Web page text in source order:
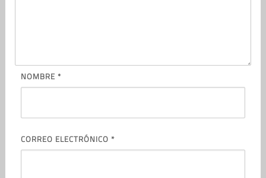
NOMBRE *
CORREO ELECTRÓNICO *